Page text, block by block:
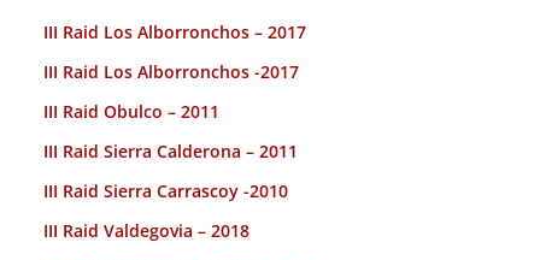
III Raid Los Alborronchos – 2017
III Raid Los Alborronchos -2017
III Raid Obulco – 2011
III Raid Sierra Calderona – 2011
III Raid Sierra Carrascoy -2010
III Raid Valdegovia – 2018